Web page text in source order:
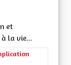
et
la vie...
les soins